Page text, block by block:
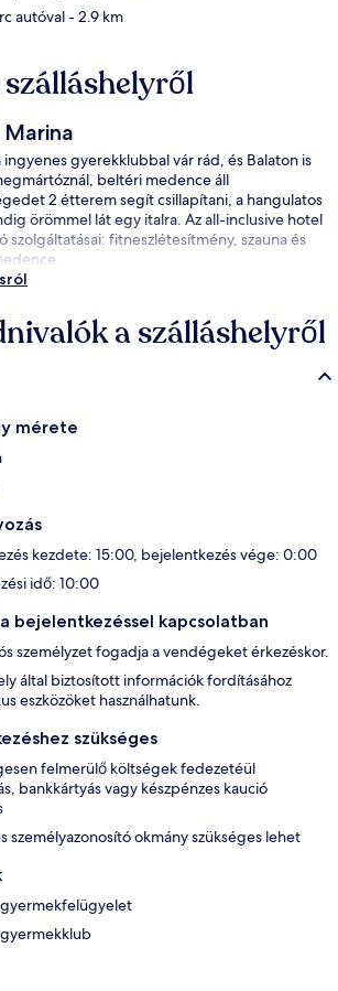
autóval- 2.9 km
szálláshelyről
gyerekklubbal vár rád, és Balaton is
beltéri medence áll
2 étterem segít csillapítani, a hangulatos
örömmel lát egy italra. Az all-inclusive hotel
fitneszlétesítmény, szauna és
a szálláshelyről
mérete
kezdete: 15:00, bejelentkezés vége: 0:00
idő: 10:00
bejelentkezéssel kapcsolatban
személyzet fogadja a vendégeket érkezéskor.
által biztosított információk fordításához
eszközöket használhatunk.
szükséges
felmerülő költségek fedezetéül
bankkártyás vagy készpénzes kaució
személyazonosító okmány szükséges lehet